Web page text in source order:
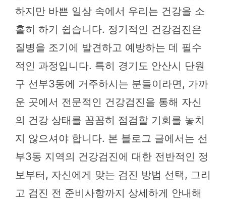
하지만 바쁜 일상 속에서 우리는 건강을 소
홀히 하기 쉽습니다. 정기적인 건강검진은
질병을 조기에 발견하고 예방하는 데 필수
적인 과정입니다. 특히 경기도 안산시 단원
구 선부3동에 거주하시는 분들이라면, 가까
운 곳에서 전문적인 건강검진을 통해 자신
의 건강 상태를 꼼꼼히 점검할 기회를 놓치
지 않으셔야 합니다. 본 블로그 글에서는 선
부3동 지역의 건강검진에 대한 전반적인 정
보부터, 자신에게 맞는 검진 방법 선택, 그리
고 검진 전 준비사항까지 상세하게 안내해